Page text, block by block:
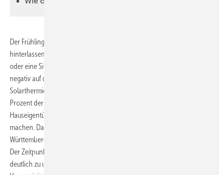
Der Frühling zeigt, ob die Wintermonate Spuren auf der
hinterlassen haben. Laub, Schmutz, Flechten, Moose und Vogeldreck
oder eine Silvesterrakete können die Anlage bedecken. Das wirkt sich
negativ auf die Leistungsfähigkeit einer Photovoltaik- oder
Solarthermieanlage aus. Bei starker Verschmutzung gehen bis zu 15
Prozent der Leistung verloren. Hauseigentümerinnen und
Hauseigentümer sollten daher jetzt einen Solaranlagen-Check
machen. Darauf weist das vom Umweltministerium Baden-
Württemberg geförderte Informationsprogramm Zukunft Altbau hin.
Der Zeitpunkt ist ideal: Im März nimmt die Sonneneinstrahlung wieder
deutlich zu und die Anlagen bringen mehr Ertrag. Größere